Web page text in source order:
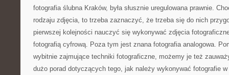
fotografia ślubna Kraków, była słusznie uregulowana prawnie.
rodzaju zdjęcia, to trzeba zaznaczyć, że trzeba się do nich
pierwszej kolejności nauczyć się wykonywać zdjęcia
fotografią cyfrową. Poza tym jest znana fotografia analogowa.
wybitnie zajmujące techniki fotograficzne, możemy je też
dużo porad dotyczących tego, jak należy wykonywać fotografie